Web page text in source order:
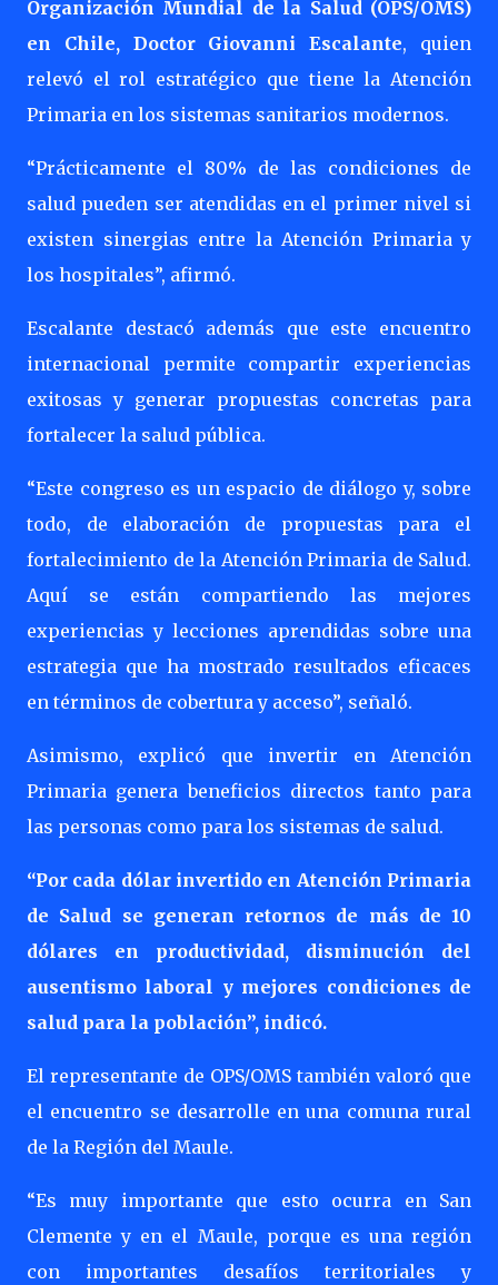
Organización Mundial de la Salud (OPS/OMS)
en Chile, Doctor Giovanni Escalante, quien
relevó el rol estratégico que tiene la Atención
Primaria en los sistemas sanitarios modernos.
“Prácticamente el 80% de las condiciones de
salud pueden ser atendidas en el primer nivel si
existen sinergias entre la Atención Primaria y
los hospitales”, afirmó.
Escalante destacó además que este encuentro
internacional permite compartir experiencias
exitosas y generar propuestas concretas para
fortalecer la salud pública.
“Este congreso es un espacio de diálogo y, sobre
todo, de elaboración de propuestas para el
fortalecimiento de la Atención Primaria de Salud.
Aquí se están compartiendo las mejores
experiencias y lecciones aprendidas sobre una
estrategia que ha mostrado resultados eficaces
en términos de cobertura y acceso”, señaló.
Asimismo, explicó que invertir en Atención
Primaria genera beneficios directos tanto para
las personas como para los sistemas de salud.
“Por cada dólar invertido en Atención Primaria
de Salud se generan retornos de más de 10
dólares en productividad, disminución del
ausentismo laboral y mejores condiciones de
salud para la población”, indicó.
El representante de OPS/OMS también valoró que
el encuentro se desarrolle en una comuna rural
de la Región del Maule.
“Es muy importante que esto ocurra en San
Clemente y en el Maule, porque es una región
con importantes desafíos territoriales y